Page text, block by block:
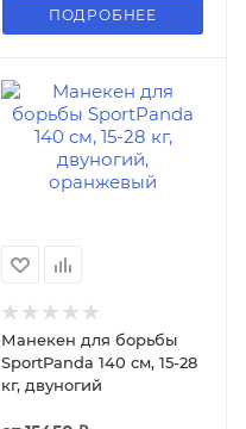
ПОДРОБНЕЕ
Манекен для борьбы
SportPanda 140 см, 15-28
кг, двуногий